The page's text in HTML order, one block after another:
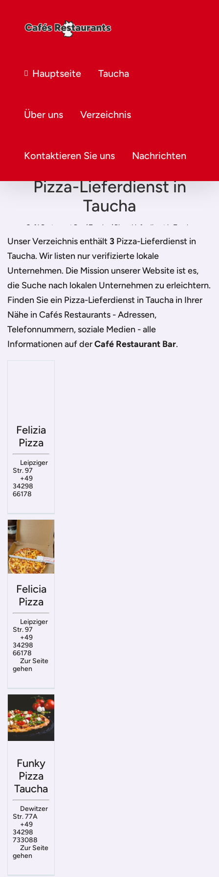
Hauptseite Taucha
Über uns Verzeichnis
Kontaktieren Sie uns Nachrichten
Pizza-Lieferdienst in
Taucha
Café Restaurant Bar / Taucha / Pizza-Lieferdienst in Taucha
Unser Verzeichnis enthält3 Pizza-Lieferdienst in
Taucha. Wir listen nur verifizierte lokale
Unternehmen. Die Mission unserer Website ist es,
die Suche nach lokalen Unternehmen zu erleichtern.
Finden Sie ein Pizza-Lieferdienst in Taucha in Ihrer
Nähe in Cafés Restaurants - Adressen,
Telefonnummern, soziale Medien - alle
Informationen auf derCafé Restaurant Bar.
Felizia
Pizza
Leipziger
Str. 97
+49
34298
66178
Felicia
Pizza
Leipziger
Str. 97
+49
34298
66178
Zur Seite
gehen
Funky
Pizza
Taucha
Dewitzer
Str. 77A
+49
34298
733088
Zur Seite
gehen